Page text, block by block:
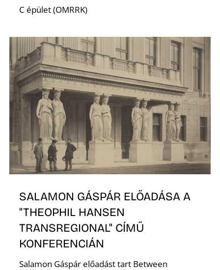
C épület (OMRRK)
SALAMON GÁSPÁR ELŐADÁSA A
"THEOPHIL HANSEN
TRANSREGIONAL" CÍMŰ
KONFERENCIÁN
Salamon Gáspár előadást tart Between